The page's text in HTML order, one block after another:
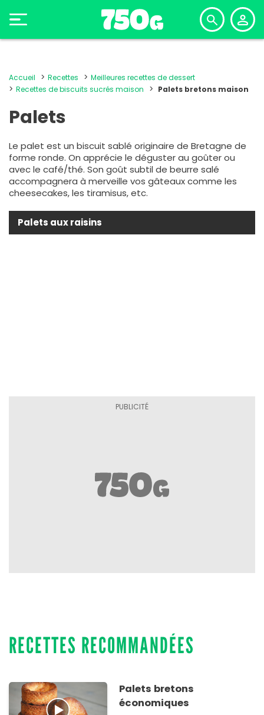
Accueil Recettes
Meilleures recettes de dessert
Recettes de biscuits sucrés maison
Palets bretons maison
Palets
Le palet est un biscuit sablé originaire de Bretagne de
forme ronde. On apprécie le déguster au goûter ou
avec le café/thé. Son goût subtil de beurre salé
accompagnera à merveille vos gâteaux comme les
cheesecakes, les tiramisus, etc.
Palets aux raisins
RECETTES RECOMMANDÉES
Palets bretons
économiques